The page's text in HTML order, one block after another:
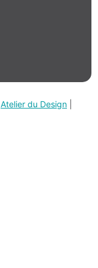
Atelier du Design